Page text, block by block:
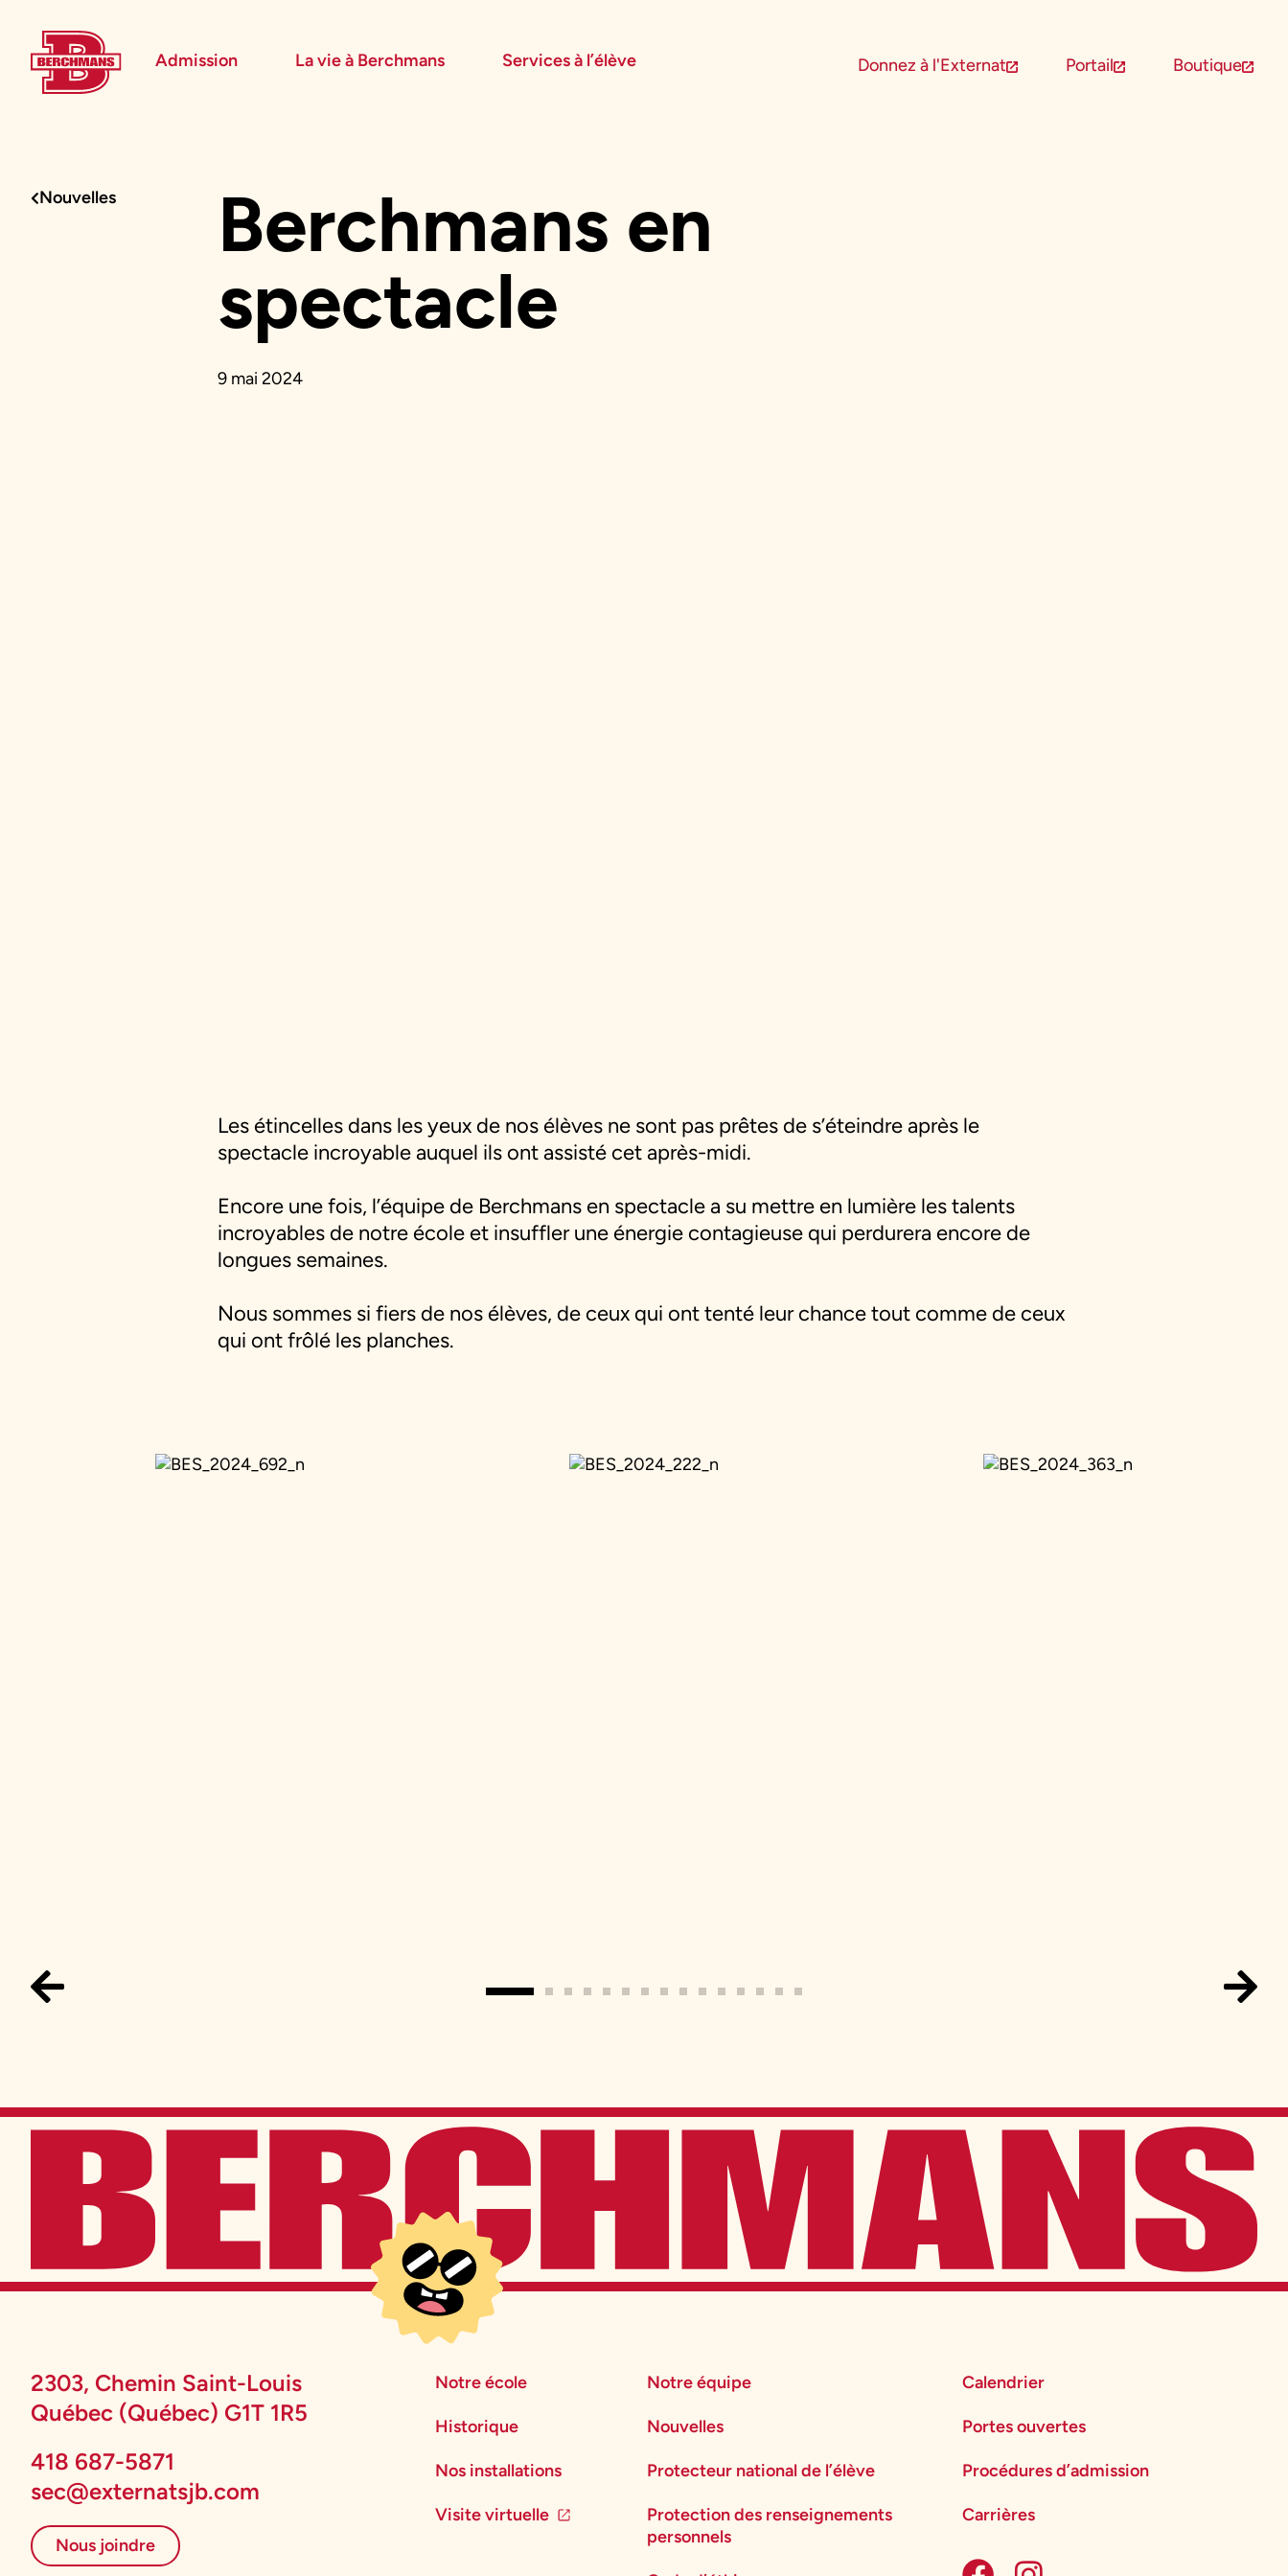
Admission
Tenue vestimentaire
La vie à Berchmans
Événements
Services à l’élève Donnez à l'Externat Portail Boutique
Nouvelles
Berchmans en
spectacle
9 mai 2024
Les étincelles dans les yeux de nos élèves ne sont pas prêtes de s’éteindre après le
spectacle incroyable auquel ils ont assisté cet après-midi.
Encore une fois, l’équipe de Berchmans en spectacle a su mettre en lumière les talents
incroyables de notre école et insuffler une énergie contagieuse qui perdurera encore de
longues semaines.
Nous sommes si fiers de nos élèves, de ceux qui ont tenté leur chance tout comme de ceux
qui ont frôlé les planches.
2303, Chemin Saint-Louis
Québec (Québec) G1T 1R5
418 687-5871
sec@externatsjb.com
Nous joindre
Notre école
Historique
Nos installations
Visite virtuelle
Notre équipe
Nouvelles
Protecteur national de l’élève
Protection des renseignements
personnels
Calendrier
Portes ouvertes
Procédures d’admission
Carrières